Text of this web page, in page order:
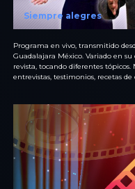
Siempre alegres
Programa en vivo, transmitido
Guadalajara México. Variado en
revista, tocando diferentes
entrevistas, testimonios, recetas